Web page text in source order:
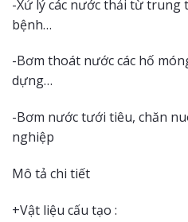
-Xử lý các nước thải từ trung
bệnh…
-Bơm thoát nước các hố
dựng…
-Bơm nước tưới tiêu, chăn
nghiệp
Mô tả chi tiết
+Vật liệu cấu tạo :